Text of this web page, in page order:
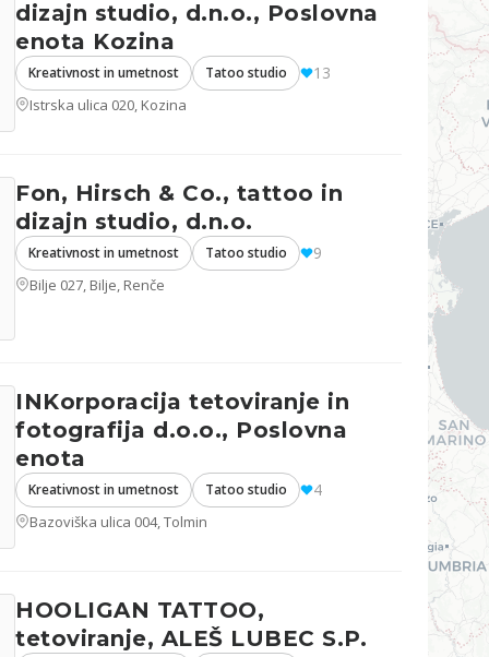
dizajn studio, d.n.o., Poslovna
enota Kozina
Kreativnost in umetnost Tatoo studio 13
Istrska ulica 020, Kozina
Fon, Hirsch & Co., tattoo in
dizajn studio, d.n.o.
Kreativnost in umetnost Tatoo studio 9
Bilje 027, Bilje, Renče
INKorporacija tetoviranje in
fotografija d.o.o., Poslovna
enota
Kreativnost in umetnost Tatoo studio 4
Bazoviška ulica 004, Tolmin
HOOLIGAN TATTOO,
tetoviranje, ALEŠ LUBEC S.P.